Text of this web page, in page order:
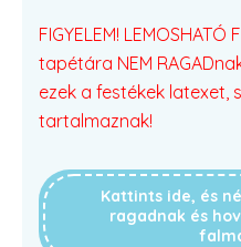
FIGYELEM!
tapétára NEM
ezek a festékek latexet,
tartalmaznak!
Kattints ide, és
ragadnak és